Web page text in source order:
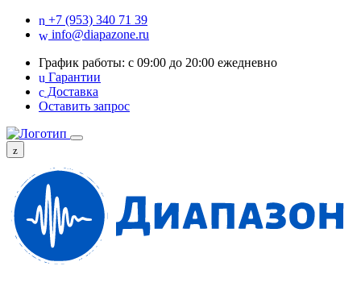
+7 (953) 340 71 39
info@diapazone.ru
График работы: с 09:00 до 20:00 ежедневно
Гарантии
Доставка
Оставить запрос